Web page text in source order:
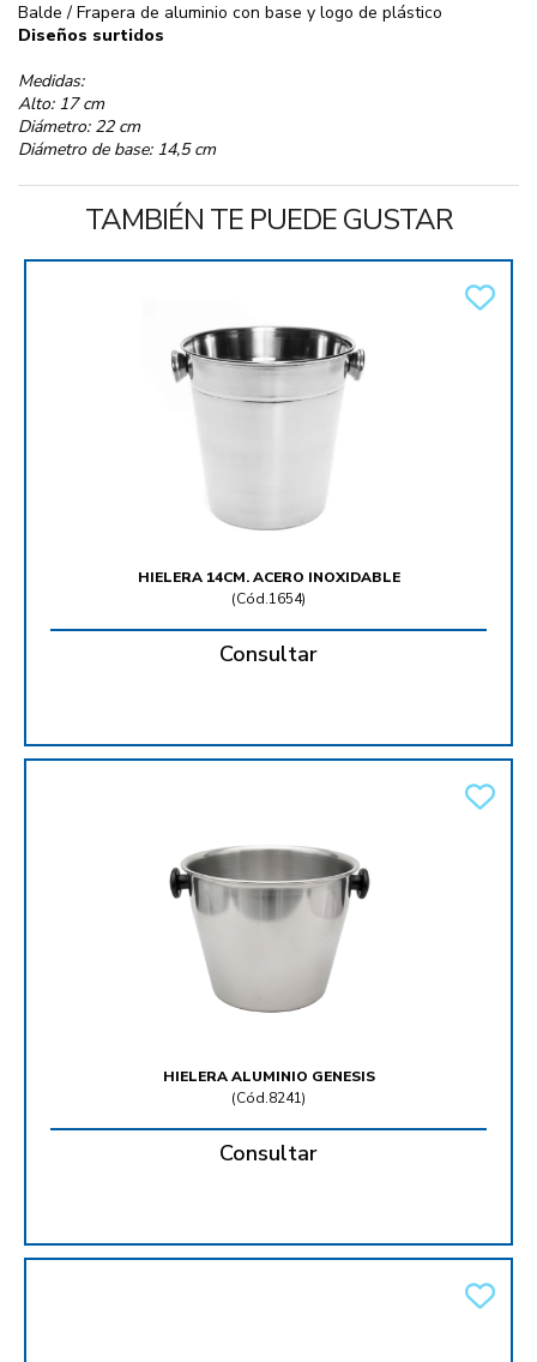
Balde / Frapera de aluminio con base y logo de plástico
Diseños surtidos
Medidas:
Alto: 17 cm
Diámetro: 22 cm
Diámetro de base: 14,5 cm
TAMBIÉN TE PUEDE GUSTAR
HIELERA 14CM. ACERO INOXIDABLE
(Cód.1654)
Consultar
HIELERA ALUMINIO GENESIS
(Cód.8241)
Consultar